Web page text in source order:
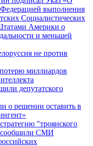
выполнения
Социалистических
Америки о
и меньшей
не против
миллиардов
депутатского
решении оставить в
"троянского
сообщили СМИ